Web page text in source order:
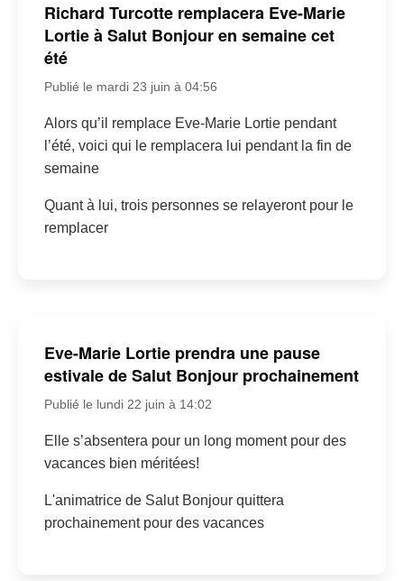
Richard Turcotte remplacera Eve-Marie
Lortie à Salut Bonjour en semaine cet
été
Publié le mardi 23 juin à 04:56
Alors qu’il remplace Eve-Marie Lortie pendant
l’été, voici qui le remplacera lui pendant la fin de
semaine
Quant à lui, trois personnes se relayeront pour le
remplacer
Eve-Marie Lortie prendra une pause
estivale de Salut Bonjour prochainement
Publié le lundi 22 juin à 14:02
Elle s’absentera pour un long moment pour des
vacances bien méritées!
L'animatrice de Salut Bonjour quittera
prochainement pour des vacances